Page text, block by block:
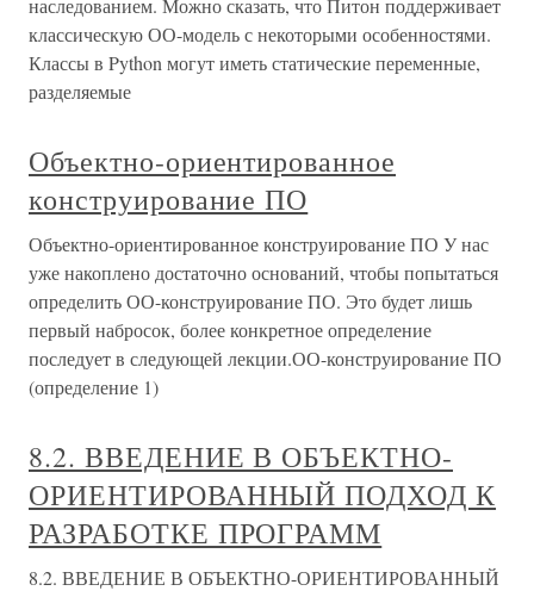
наследованием. Можно сказать, что Питон поддерживает
классическую ОО-модель с некоторыми особенностями.
Классы в Python могут иметь статические переменные,
разделяемые
Объектно-ориентированное
конструирование ПО
Объектно-ориентированное конструирование ПО У нас
уже накоплено достаточно оснований, чтобы попытаться
определить ОО-конструирование ПО. Это будет лишь
первый набросок, более конкретное определение
последует в следующей лекции.ОО-конструирование ПО
(определение 1)
8.2. ВВЕДЕНИЕ В ОБЪЕКТНО-
ОРИЕНТИРОВАННЫЙ ПОДХОД К
РАЗРАБОТКЕ ПРОГРАММ
8.2. ВВЕДЕНИЕ В ОБЪЕКТНО-ОРИЕНТИРОВАННЫЙ